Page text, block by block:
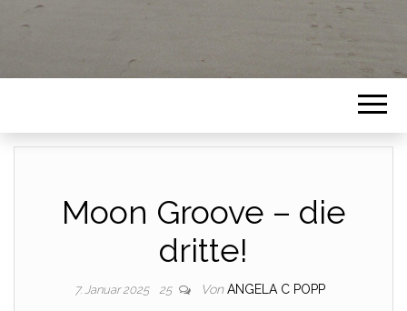
Moon Groove – die
dritte!
7. Januar 2025 25 Von ANGELA C POPP